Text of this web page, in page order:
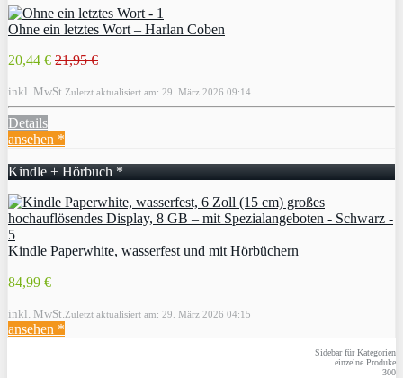
Ohne ein letztes Wort – Harlan Coben
20,44 € 21,95 €
inkl. MwSt. Zuletzt aktualisiert am: 29. März 2026 09:14
Details
ansehen *
Kindle + Hörbuch *
Kindle Paperwhite, wasserfest und mit Hörbüchern
84,99 €
inkl. MwSt. Zuletzt aktualisiert am: 29. März 2026 04:15
ansehen *
Sidebar für Kategorien
einzelne Produke
300